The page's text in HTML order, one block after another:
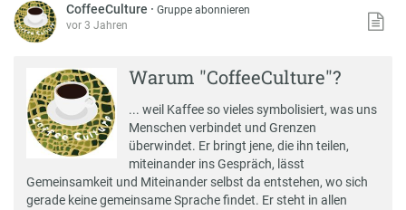
CoffeeCulture ·Gruppe abonnieren
vor 3 Jahren
Warum "CoffeeCulture"?
... weil Kaffee so vieles symbolisiert, was uns
Menschen verbindet und Grenzen
überwindet. Er bringt jene, die ihn teilen,
miteinander ins Gespräch, lässt
Gemeinsamkeit und Miteinander selbst da entstehen, wo sich
gerade keine gemeinsame Sprache findet. Er steht in allen